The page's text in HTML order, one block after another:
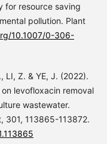
for resource saving
pollution. Plant
10.1007/0-306-
LI, Z. & YE, J. (2022).
levofloxacin removal
wastewater.
301, 113865-113872.